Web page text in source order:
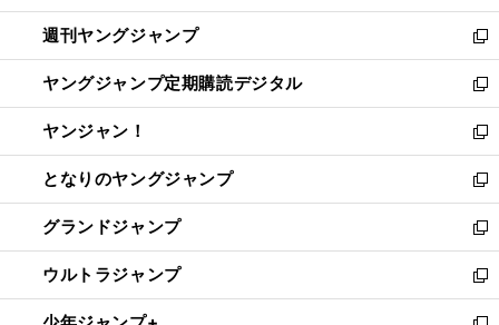
開
く
ウ
で
開
く
ン
ド
ウ
で
開
く
ウ
ィ
ン
ド
ウ
で
開
く
週刊ヤングジャンプ
新
し
い
ウ
ィ
ン
ド
ウ
で
開
く
ヤングジャンプ定期購読デジタル
新
し
い
ウ
ィ
ン
ド
ウ
で
開
ヤンジャン！
新
し
い
ウ
ィ
ン
ド
ウ
となりのヤングジャンプ
新
し
い
ウ
ィ
ン
グランドジャンプ
新
し
い
ウ
ウルトラジャンプ
新
し